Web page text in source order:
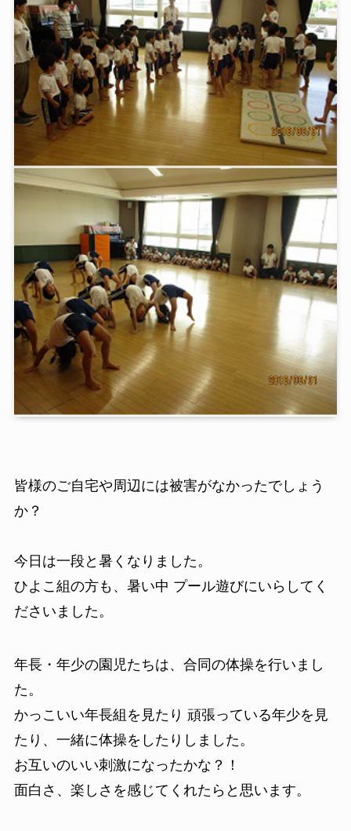
皆様のご自宅や周辺には被害がなかったでしょう
か？
今日は一段と暑くなりました。
ひよこ組の方も、暑い中 プール遊びにいらしてく
ださいました。
年長・年少の園児たちは、合同の体操を行いまし
た。
かっこいい年長組を見たり 頑張っている年少を見
たり、一緒に体操をしたりしました。
お互いのいい刺激になったかな？！
面白さ、楽しさを感じてくれたらと思います。